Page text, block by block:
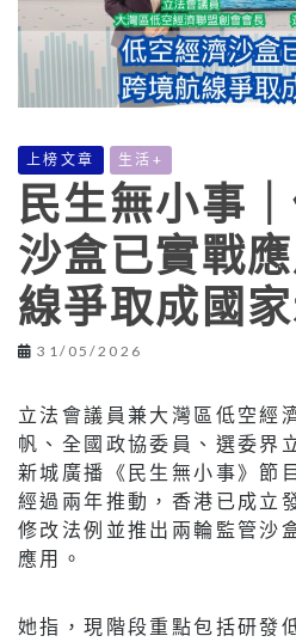
上榜文章 生活+
民生無小事
沙盒已實戰
線爭取成國
31/05/2026
立法會議員兼大灣區低空經
帆、全國政協委員、選委界
新城廣播《民生無小事》節
經過兩年推動，香港已成立
修改法例並推出兩輪監管沙
應用。
她指，現階段重點包括研發